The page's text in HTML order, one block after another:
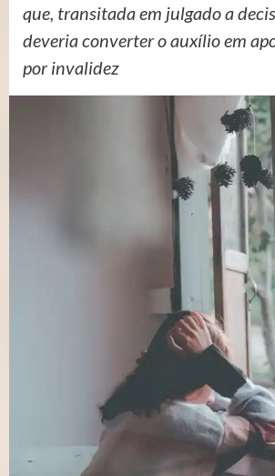
que, transitada em julgado a
deveria converter o auxílio em
por invalidez